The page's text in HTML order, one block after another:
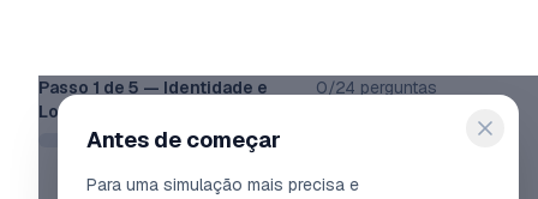
Antes de começar
Para uma simulação mais precisa e
Passo 1 de 5 — Identidade e
Localizacao
0/24 perguntas